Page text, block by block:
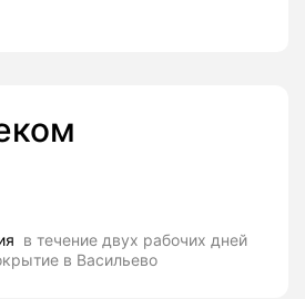
в течение двух рабочих дней
в Васильево